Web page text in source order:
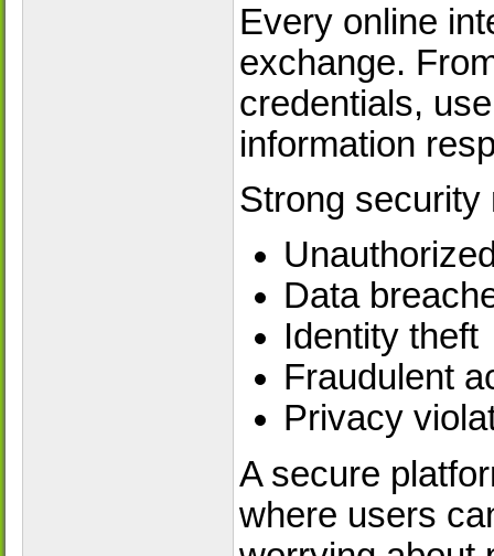
Every online
exchange.
credentials,
information
Strong security
Data
Identity theft
Fraudulent
Privacy
A secure
where users